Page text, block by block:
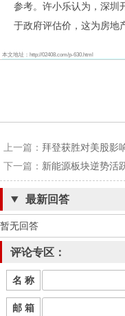
参考。许小乐认为，深圳
于政府评估价，这为房地
本文地址：http://02408.com/p-630.html
上一篇： 拜登获胜对美股影
下一篇： 新能源板块逆势活
最新回答
暂无回答
评论专区：
名 称
邮 箱